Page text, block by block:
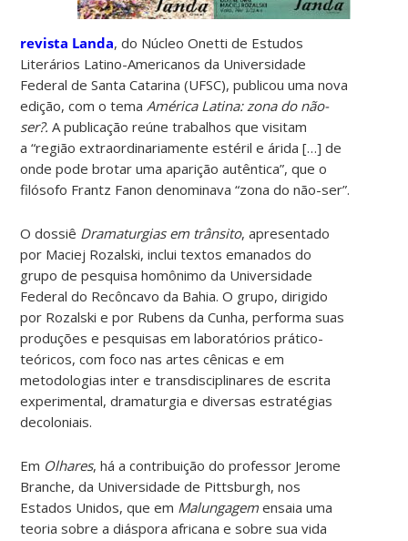
revista Landa, do Núcleo Onetti de Estudos
Literários Latino-Americanos da Universidade
Federal de Santa Catarina (UFSC), publicou uma nova
edição, com o tema América Latina: zona do não-
ser?.A publicação reúne trabalhos quevisitam
a“região extraordinariamente estéril e árida […] de
onde pode brotar uma aparição autêntica”, que o
filósofo Frantz Fanon denominava “zona do não-ser”.
O dossiê Dramaturgias em trânsito, apresentado
por Maciej Rozalski, inclui textos emanados do
grupo de pesquisa homônimo da Universidade
Federal do Recôncavo da Bahia. O grupo, dirigido
por Rozalski e por Rubens da Cunha, performa suas
produções e pesquisas em laboratórios prático-
teóricos, com foco nas artes cênicas e em
metodologias inter e transdisciplinares de escrita
experimental, dramaturgia e diversas estratégias
decoloniais.
Em Olhares, há a contribuição do professor Jerome
Branche, da Universidade de Pittsburgh, nos
Estados Unidos, que em Malungagem ensaia uma
teoria sobre a diáspora africana e sobre sua vida